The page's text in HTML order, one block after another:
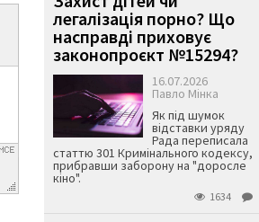
легалізація порно? Що
насправді приховує
законопроєкт №15294?
16.07.2026
Павло Мінка
Як під шумок
відставки уряду
Рада переписала
статтю 301 Кримінального кодексу,
прибравши заборону на "доросле
кіно".
1634